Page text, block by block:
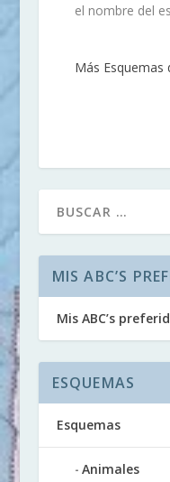
el nombre del
Más Esquemas
MIS ABC’S
Mis ABC’s
ESQUEMAS
Esquemas
Animales